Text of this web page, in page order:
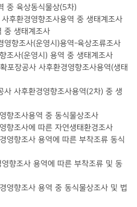
중 육상동식물상(5차)
후환경영향조사용역 중 생태계조사
중 생태계조사
향조사(운영시)용역-육상조류조사
조사(운영시) 용역 중 생태계조사
포장공사 사후환경영향조사용역(생태
사후환경영향조사용역(2차) 중 생
향조사용역 중 동식물상조사
향조사에 따른 자연생태환경조사
영향조사 용역에 따른 부착조류 동식
향조사 용역에 따른 부착조류 및 동
영향조사 용역 중 동식물상조사 및 법